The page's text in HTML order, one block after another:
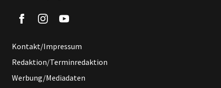
Kontakt/Impressum
Redaktion/Terminredaktion
Werbung/Mediadaten